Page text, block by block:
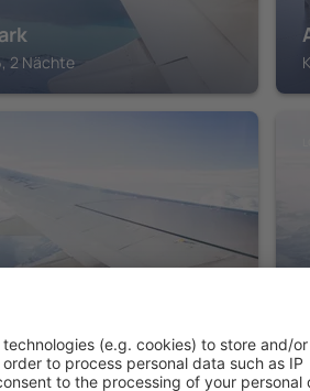
2 Nächte
Hotel
2026, 2 Nächte